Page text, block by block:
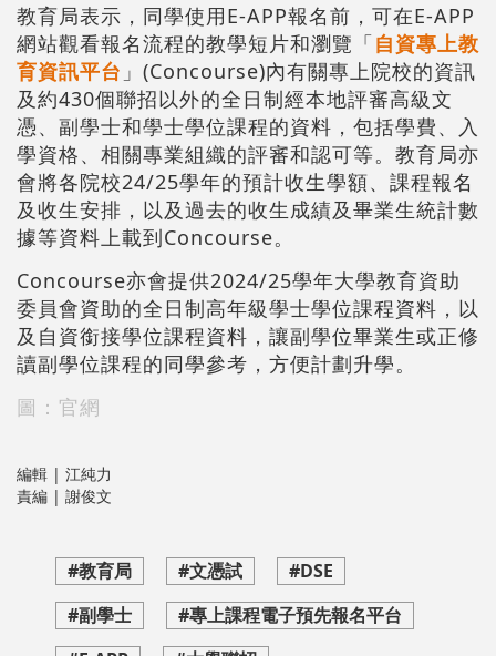
教育局表示，同學使用E-APP報名前，可在E-APP
網站觀看報名流程的教學短片和瀏覽「自資專上教
育資訊平台 」(Concourse)內有關專上院校的資訊
及約430個聯招以外的全日制經本地評審高級文
憑、副學士和學士學位課程的資料，包括學費、入
學資格、相關專業組織的評審和認可等。教育局亦
會將各院校24/25學年的預計收生學額、課程報名
及收生安排，以及過去的收生成績及畢業生統計數
據等資料上載到Concourse。
Concourse亦會提供2024/25學年大學教育資助
委員會資助的全日制高年級學士學位課程資料，以
及自資銜接學位課程資料，讓副學位畢業生或正修
讀副學位課程的同學參考，方便計劃升學。
圖：官網
編輯 | 江純力
責編 | 謝俊文
#教育局 #文憑試
#DSE
#副學士
#專上課程電子預先報名平台